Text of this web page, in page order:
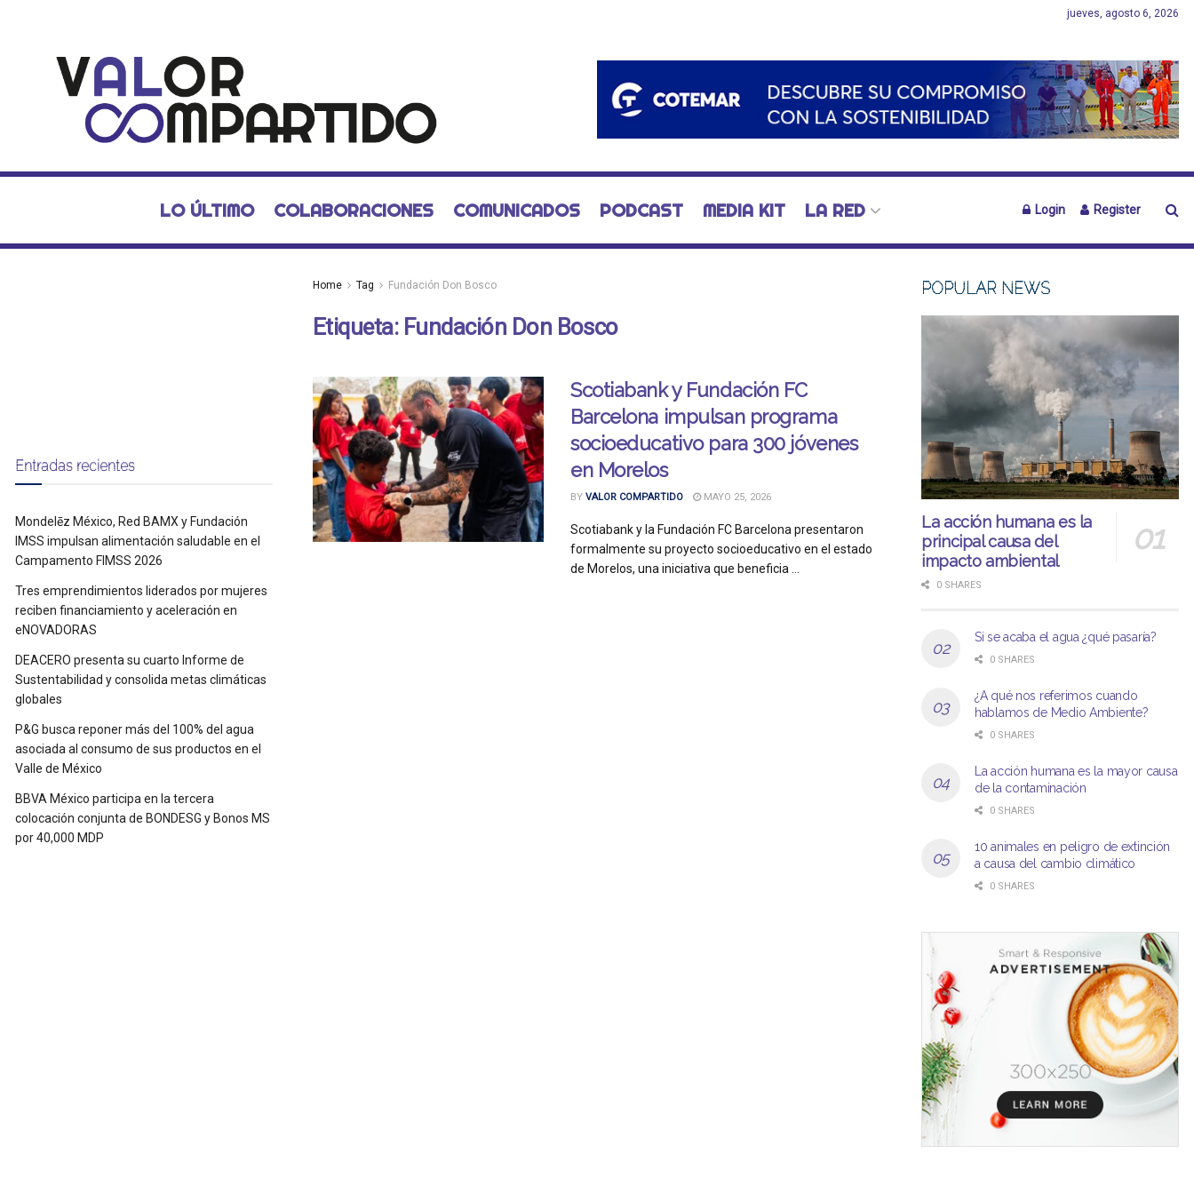
jueves, agosto 6, 2026
LO ÚLTIMO COLABORACIONES COMUNICADOS PODCAST MEDIA KIT LA RED Login Register
Home Tag Fundación Don Bosco
Etiqueta: Fundación Don Bosco
Scotiabank y Fundación FC
Barcelona impulsan programa
socioeducativo para 300 jóvenes
en Morelos
BY VALOR COMPARTIDO MAYO 25, 2026
Scotiabank y la Fundación FC Barcelona presentaron
formalmente su proyecto socioeducativo en el estado
de Morelos, una iniciativa que beneficia ...
Entradas recientes
Mondelēz México, Red BAMX y Fundación
IMSS impulsan alimentación saludable en el
Campamento FIMSS 2026
Tres emprendimientos liderados por mujeres
reciben financiamiento y aceleración en
eNOVADORAS
DEACERO presenta su cuarto Informe de
Sustentabilidad y consolida metas climáticas
globales
P&G busca reponer más del 100% del agua
asociada al consumo de sus productos en el
Valle de México
BBVA México participa en la tercera
colocación conjunta de BONDESG y Bonos MS
por 40,000 MDP
POPULAR NEWS
La acción humana es la
principal causa del
impacto ambiental
0 SHARES
Si se acaba el agua ¿qué pasaría?
0 SHARES
¿A qué nos referimos cuando
hablamos de Medio Ambiente?
0 SHARES
La acción humana es la mayor causa
de la contaminación
0 SHARES
10 animales en peligro de extinción
a causa del cambio climático
0 SHARES